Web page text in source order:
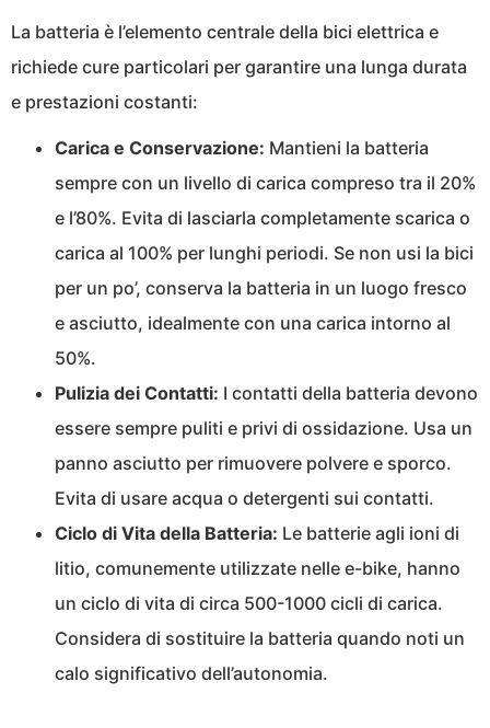
La batteria è l’elemento centrale della bici elettrica e
richiede cure particolari per garantire una lunga durata
e prestazioni costanti:
Carica e Conservazione: Mantieni la batteria
sempre con un livello di carica compreso tra il 20%
e l’80%. Evita di lasciarla completamente scarica o
carica al 100% per lunghi periodi. Se non usi la bici
per un po’, conserva la batteria in un luogo fresco
e asciutto, idealmente con una carica intorno al
50%.
Pulizia dei Contatti: I contatti della batteria devono
essere sempre puliti e privi di ossidazione. Usa un
panno asciutto per rimuovere polvere e sporco.
Evita di usare acqua o detergenti sui contatti.
Ciclo di Vita della Batteria: Le batterie agli ioni di
litio, comunemente utilizzate nelle e-bike, hanno
un ciclo di vita di circa 500-1000 cicli di carica.
Considera di sostituire la batteria quando noti un
calo significativo dell’autonomia.